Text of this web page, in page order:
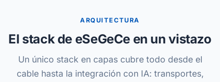
ARQUITECTURA
El stack de eSeGeCe en un vistazo
Un único stack en capas cubre todo desde el
cable hasta la integración con IA: transportes,